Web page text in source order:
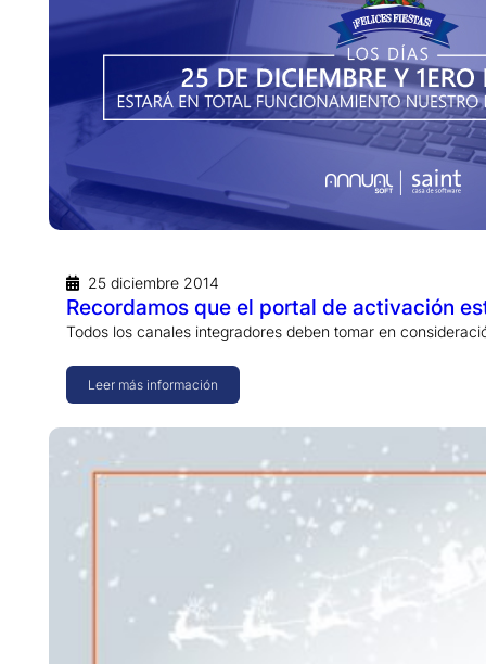
25 diciembre 2014
Recordamos que el portal de activación
Todos los canales integradores deben tomar en
Leer más información